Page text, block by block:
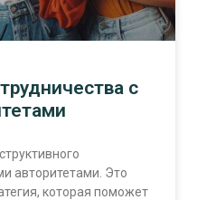
с
авторитетами. Это
которая поможет